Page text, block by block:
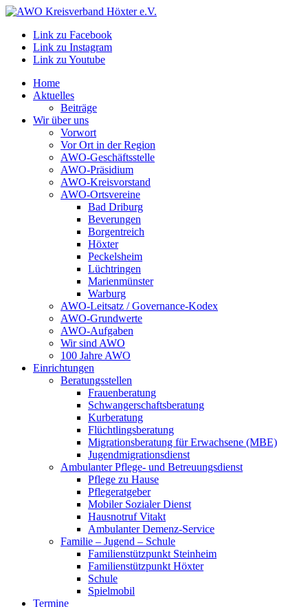
Link zu Facebook
Link zu Instagram
Link zu Youtube
Home
Aktuelles
Beiträge
Wir über uns
Vorwort
Vor Ort in der Region
AWO-Geschäftsstelle
AWO-Präsidium
AWO-Kreisvorstand
AWO-Ortsvereine
Bad Driburg
Beverungen
Borgentreich
Höxter
Peckelsheim
Lüchtringen
Marienmünster
Warburg
AWO-Leitsatz / Governance-Kodex
AWO-Grundwerte
AWO-Aufgaben
Wir sind AWO
100 Jahre AWO
Einrichtungen
Beratungsstellen
Frauenberatung
Schwangerschaftsberatung
Kurberatung
Flüchtlingsberatung
Migrationsberatung für Erwachsene (MBE)
Jugendmigrationsdienst
Ambulanter Pflege- und Betreuungsdienst
Pflege zu Hause
Pflegeratgeber
Mobiler Sozialer Dienst
Hausnotruf Vitakt
Ambulanter Demenz-Service
Familie – Jugend – Schule
Familienstützpunkt Steinheim
Familienstützpunkt Höxter
Schule
Spielmobil
Termine